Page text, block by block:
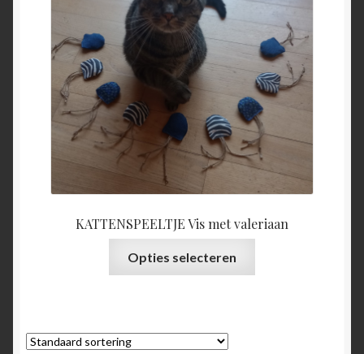
KATTENSPEELTJE Vis met valeriaan
Opties selecteren